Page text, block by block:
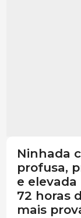
Ninhada
profusa,
e
72 horas
mais